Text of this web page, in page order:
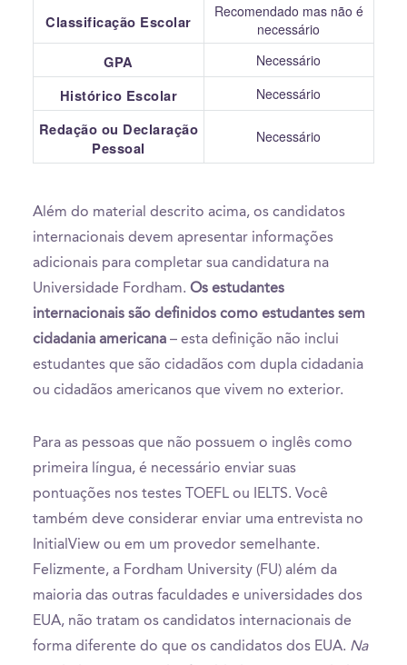
Classificação Escolar
Recomendado mas não é
necessário
GPA Necessário
Histórico Escolar Necessário
Redação ou Declaração
Pessoal
Necessário
Além do material descrito acima, os candidatos
internacionais devem apresentar informações
adicionais para completar sua candidatura na
Universidade Fordham. Os estudantes
internacionais são definidos como estudantes sem
cidadania americana – esta definição não inclui
estudantes que são cidadãos com dupla cidadania
ou cidadãos americanos que vivem no exterior.
Para as pessoas que não possuem o inglês como
primeira língua, é necessário enviar suas
pontuações nos testes TOEFL ou IELTS. Você
também deve considerar enviar uma entrevista no
InitialView ou em um provedor semelhante.
Felizmente, a Fordham University (FU) além da
maioria das outras faculdades e universidades dos
EUA, não tratam os candidatos internacionais de
forma diferente do que os candidatos dos EUA. Na